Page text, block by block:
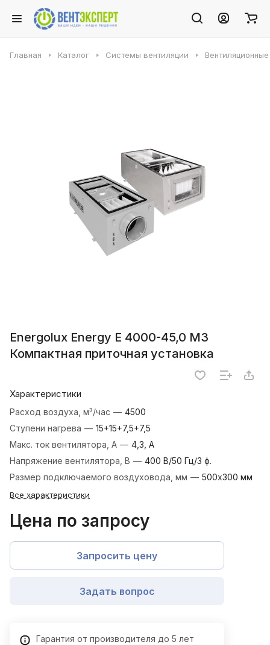
Главная Каталог Системы вентиляции
Energolux Energy E 4000-45,0 M3
Компактная приточная установка
Характеристики
Расход воздуха, м³/час — 4500
Ступени нагрева — 15+15+7,5+7,5
Макс. ток вентилятора, А — 4,3, А
Напряжение вентилятора, В — 400 В/50 Гц/3 ф.
Размер подключаемого воздуховода, мм — 500х300 мм
Все характеристики
Цена по запросу
Запросить цену
Задать вопрос
Гарантия от производителя до 5 лет